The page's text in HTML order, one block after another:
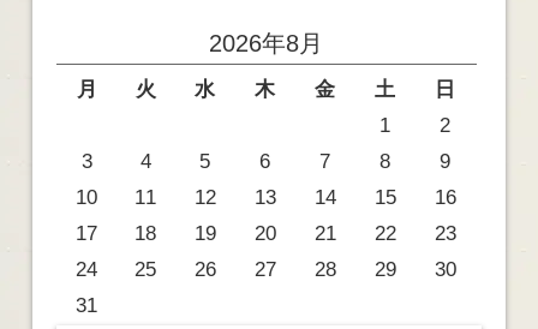
2026年8月
月 火 水 木 金 土
日
1
2
3
4 5 6 7 8
9
10
11 12 13 14 15
16
17
18 19 20 21 22
23
24
25 26 27 28 29
30
31